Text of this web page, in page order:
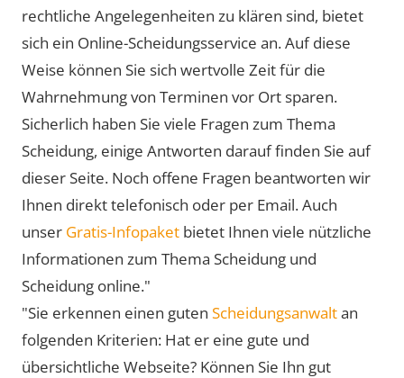
rechtliche Angelegenheiten zu klären sind, bietet
sich ein Online-Scheidungsservice an. Auf diese
Weise können Sie sich wertvolle Zeit für die
Wahrnehmung von Terminen vor Ort sparen.
Sicherlich haben Sie viele Fragen zum Thema
Scheidung, einige Antworten darauf finden Sie auf
dieser Seite. Noch offene Fragen beantworten wir
Ihnen direkt telefonisch oder per Email. Auch
unser Gratis-Infopaket bietet Ihnen viele nützliche
Informationen zum Thema Scheidung und
Scheidung online."
"Sie erkennen einen guten Scheidungsanwaltan
folgenden Kriterien: Hat er eine gute und
übersichtliche Webseite? Können Sie Ihn gut